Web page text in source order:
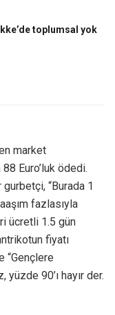
toplumsal yok
market
Euro’luk ödedi.
“Burada 1
fazlasıyla
ücretli 1.5 gün
fiyatı
“Gençlere
yüzde 90’ı hayır der.